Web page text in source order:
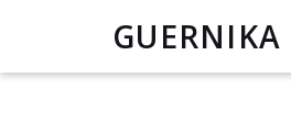
GUERNIKA